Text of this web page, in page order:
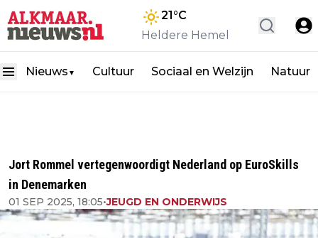
21°C
Heldere Hemel
Nieuws ▼ Cultuur Sociaal en Welzijn Natuur
Jort Rommel vertegenwoordigt Nederland op EuroSkills
in Denemarken
01 SEP 2025, 18:05•JEUGD EN ONDERWIJS